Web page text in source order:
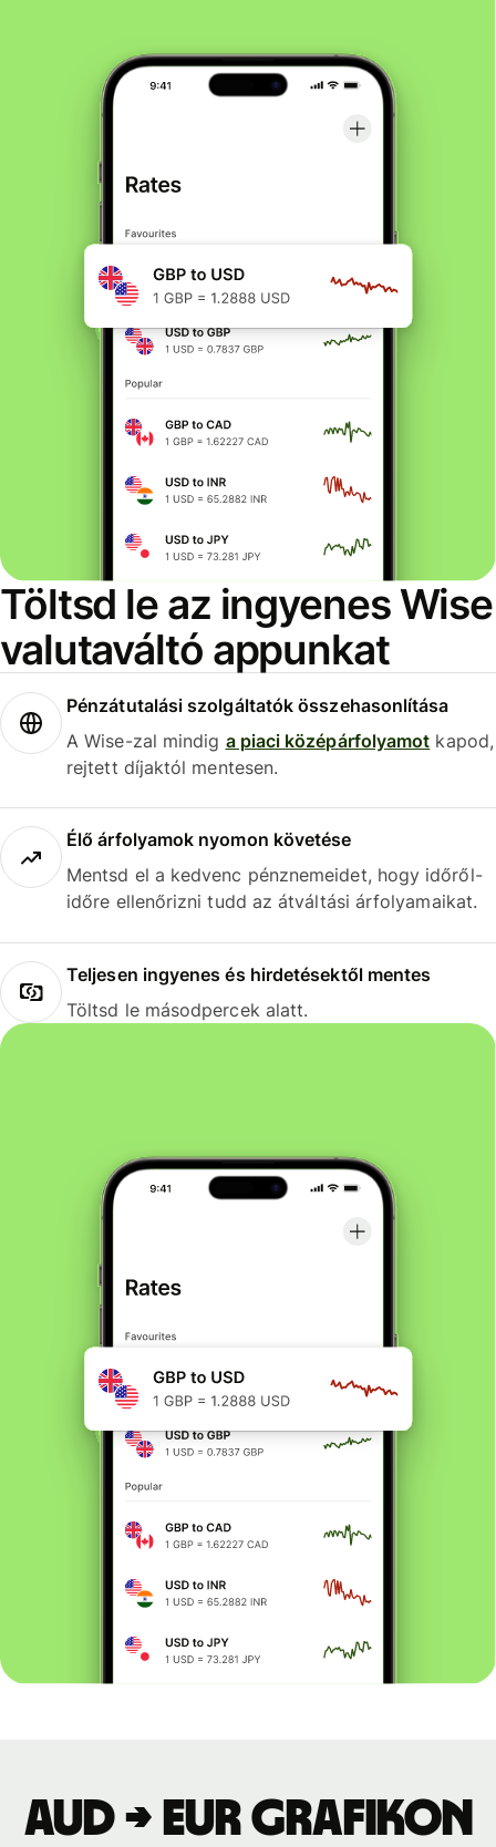
Töltsd le az ingyenes Wise
valutaváltó appunkat
Pénzátutalási szolgáltatók összehasonlítása
A Wise-zal mindig a piaci középárfolyamot kapod,
rejtett díjaktól mentesen.
Élő árfolyamok nyomon követése
Mentsd el a kedvenc pénznemeidet, hogy időről-
időre ellenőrizni tudd az átváltási árfolyamaikat.
Teljesen ingyenes és hirdetésektől mentes
Töltsd le másodpercek alatt.
AUD → EUR grafikon